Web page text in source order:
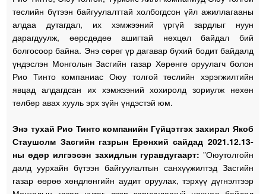
төслийн бүтээн байгуулалттай холбогдсон үйл ажиллагааны
алдаа дутагдал, их хэмжээний үргүй зардлыг нуун
дарагдуулж, өөрсдөдөө ашигтай нөхцөл байдал бий
болгосоор байна. Энэ сөрөг үр дагавар бүхий бодит байдалд
үндэслэн Монголын Засгийн газар Хөрөнгө оруулагч болон
Рио Тинто компаниас Оюу толгой төслийн хэрэгжилтийн
явцад алдагдсан их хэмжээний хохиролд зориулж нөхөн
төлбөр авах хууль эрх зүйн үндэстэй юм.
Энэ тухай Рио Тинто компанийн Гүйцэтгэх захирал Якоб
Стаушолм Засгийн газрын Ерөнхий сайдад 2021.12.13-
ны өдөр илгээсэн захидлын гуравдугаарт: ”Оюутолгойн
далд уурхайн бүтээн байгуулалтын санхүүжилтэд Засгийн
газар өөрөө хөндлөнгийн аудит оруулах, тэрхүү дүгнэлтээр